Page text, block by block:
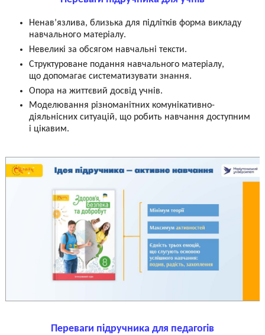
Ненав’язлива, близька для підлітків форма викладу
навчального матеріалу.
Невеликі за обсягом навчальні тексти.
Структуроване подання навчального матеріалу,
що допомагає систематизувати знання.
Опора на життєвий досвід учнів.
Моделювання різноманітних комунікативно-
діяльнісних ситуацій, що робить навчання доступним
і цікавим.
Переваги підручника для педагогів